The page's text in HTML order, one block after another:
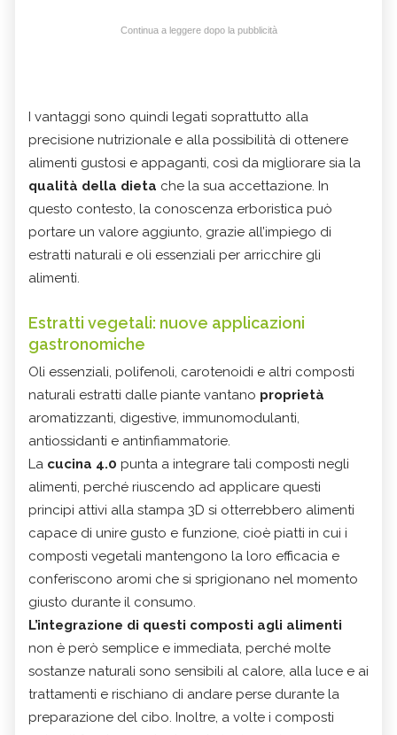
Continua a leggere dopo la pubblicità
I vantaggi sono quindi legati soprattutto alla
precisione nutrizionale e alla possibilità di ottenere
alimenti gustosi e appaganti, così da migliorare sia la
qualità della dieta che la sua accettazione. In
questo contesto, la conoscenza erboristica può
portare un valore aggiunto, grazie all’impiego di
estratti naturali e oli essenziali per arricchire gli
alimenti.
Estratti vegetali: nuove applicazioni
gastronomiche
Oli essenziali, polifenoli, carotenoidi e altri composti
naturali estratti dalle piante vantano proprietà
aromatizzanti, digestive, immunomodulanti,
antiossidanti e antinfiammatorie.
La cucina 4.0 punta a integrare tali composti negli
alimenti, perché riuscendo ad applicare questi
principi attivi alla stampa 3D si otterrebbero alimenti
capace di unire gusto e funzione, cioè piatti in cui i
composti vegetali mantengono la loro efficacia e
conferiscono aromi che si sprigionano nel momento
giusto durante il consumo.
L’integrazione di questi composti agli alimenti
non è però semplice e immediata, perché molte
sostanze naturali sono sensibili al calore, alla luce e ai
trattamenti e rischiano di andare perse durante la
preparazione del cibo. Inoltre, a volte i composti